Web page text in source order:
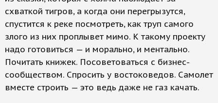
схваткой тигров, а когда они перегрызутся,
спустится к реке посмотреть, как труп самого
злого из них проплывет мимо. К такому проекту
надо готовиться — и морально, и ментально.
Почитать книжек. Посоветоваться с бизнес-
сообществом. Спросить у востоковедов. Самолет
вместе строить — это ведь даже не газ качать.